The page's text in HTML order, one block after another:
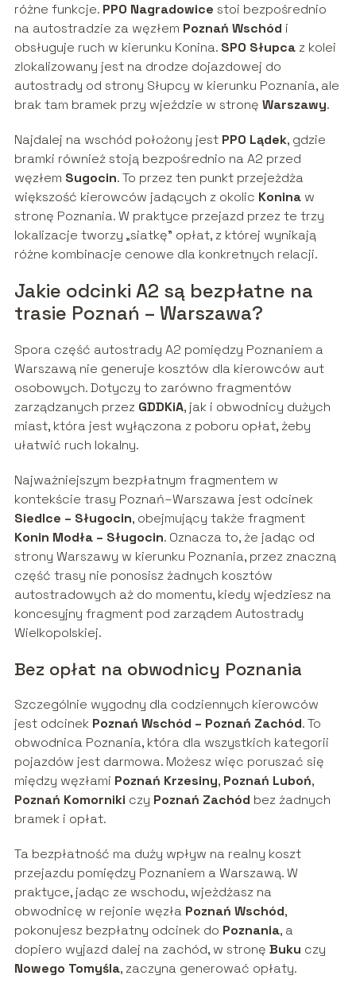
różne funkcje. PPO Nagradowice stoi bezpośrednio
na autostradzie za węzłem Poznań Wschód i
obsługuje ruch w kierunku Konina. SPO Słupcaz kolei
zlokalizowany jest na drodze dojazdowej do
autostrady od strony Słupcy w kierunku Poznania, ale
brak tam bramek przy wjeździe w stronę Warszawy.
Najdalej na wschód położony jest PPO Lądek, gdzie
bramki również stoją bezpośrednio na A2 przed
węzłem Sugocin. To przez ten punkt przejeżdża
większość kierowców jadących z okolic Koninaw
stronę Poznania. W praktyce przejazd przez te trzy
lokalizacje tworzy „siatkę” opłat, z której wynikają
różne kombinacje cenowe dla konkretnych relacji.
Jakie odcinki A2 są bezpłatne na
trasie Poznań – Warszawa?
Spora część autostrady A2 pomiędzy Poznaniem a
Warszawą nie generuje kosztów dla kierowców aut
osobowych. Dotyczy to zarówno fragmentów
zarządzanych przez GDDKiA, jak i obwodnicy dużych
miast, która jest wyłączona z poboru opłat, żeby
ułatwić ruch lokalny.
Najważniejszym bezpłatnym fragmentem w
kontekście trasy Poznań–Warszawa jest odcinek
Siedlce – Sługocin, obejmujący także fragment
Konin Modła – Sługocin. Oznacza to, że jadąc od
strony Warszawy w kierunku Poznania, przez znaczną
część trasy nie ponosisz żadnych kosztów
autostradowych aż do momentu, kiedy wjedziesz na
koncesyjny fragment pod zarządem Autostrady
Wielkopolskiej.
Bez opłat na obwodnicy Poznania
Szczególnie wygodny dla codziennych kierowców
jest odcinek Poznań Wschód – Poznań Zachód. To
obwodnica Poznania, która dla wszystkich kategorii
pojazdów jest darmowa. Możesz więc poruszać się
między węzłami Poznań Krzesiny, Poznań Luboń,
Poznań Komorniki czy Poznań Zachód bez żadnych
bramek i opłat.
Ta bezpłatność ma duży wpływ na realny koszt
przejazdu pomiędzy Poznaniem a Warszawą. W
praktyce, jadąc ze wschodu, wjeżdżasz na
obwodnicę w rejonie węzła Poznań Wschód,
pokonujesz bezpłatny odcinek do Poznania, a
dopiero wyjazd dalej na zachód, w stronę Buku czy
Nowego Tomyśla, zaczyna generować opłaty.